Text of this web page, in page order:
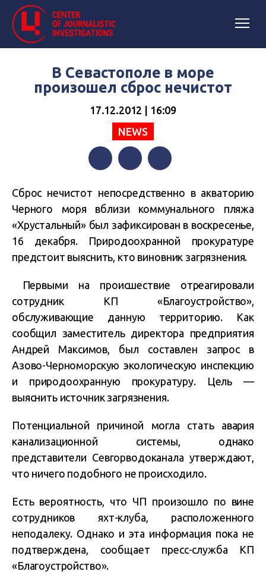
В Севастополе в море
произошел сброс нечистот
17.12.2012 | 16:09
NEWS
Сброс нечистот непосредственно в акваторию
Черного моря вблизи коммунального пляжа
«Хрустальный» был зафиксирован в воскресенье,
16 декабря. Природоохранной прокуратуре
предстоит выяснить, кто виновник загрязнения.
Первыми на происшествие отреагировали
сотрудник КП «Благоустройство»,
обслуживающие данную территорию. Как
сообщил заместитель директора предприятия
Андрей Максимов, был составлен запрос в
Азово-Черноморскую экологическую инспекцию
и природоохранную прокуратуру. Цель —
выяснить источник загрязнения.
Потенциальной причиной могла стать авария
канализационной системы, однако
представители Севгорводоканала утверждают,
что ничего подобного не происходило.
Есть вероятность, что ЧП произошло по вине
сотрудников яхт-клуба, расположенного
неподалеку. Однако и эта информация пока не
подтверждена, сообщает пресс-служба КП
«Благоустройство».